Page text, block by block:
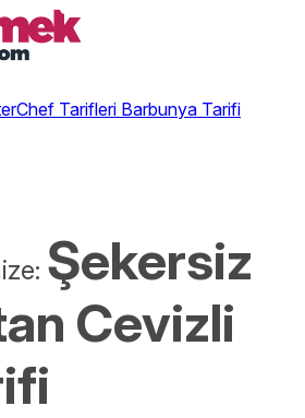
Tarifleri Barbunya Tarifi
Şekersiz
Cevizli